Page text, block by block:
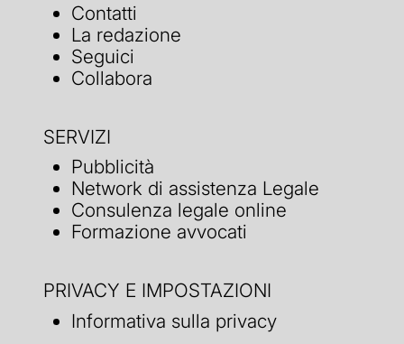
Contatti
La redazione
Seguici
Collabora
SERVIZI
Pubblicità
Network di assistenza Legale
Consulenza legale online
Formazione avvocati
PRIVACY E IMPOSTAZIONI
Informativa sulla privacy